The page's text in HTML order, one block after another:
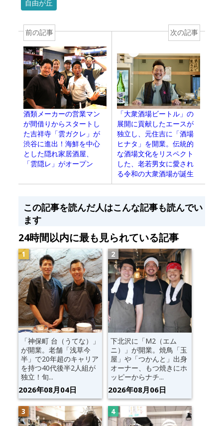
自由が丘
前の記事
酒類メーカーの営業マン
が間借りからスタートし
た吉祥寺「雲ガクレ」が
渋谷に進出！海鮮を中心
とした隠れ家居酒屋、
「雲隠レ」がオープン
次の記事
「大衆酒場ビートル」の
展開に貢献したエースが
独立し、元住吉に「酒場
ヒナタ」を開業。伝統的
な酒場文化をリスペクト
した、老若男女に愛され
る令和の大衆酒場が誕生
この記事を読んだ人はこんな記事も読んでい
ます
24時間以内に最も見られている記事
「神保町 台（うてな）」
が開業。老舗「浅草今
半」で20年超のキャリア
を持つ40代後半2人組が
独立！旬...
2026年08月04日
下北沢に「M2（エム
ニ）」が開業。焼鳥「玉
屋」や「つかんと」出身
オーナー、もつ焼きにホ
ッピーからナチ...
2026年08月06日